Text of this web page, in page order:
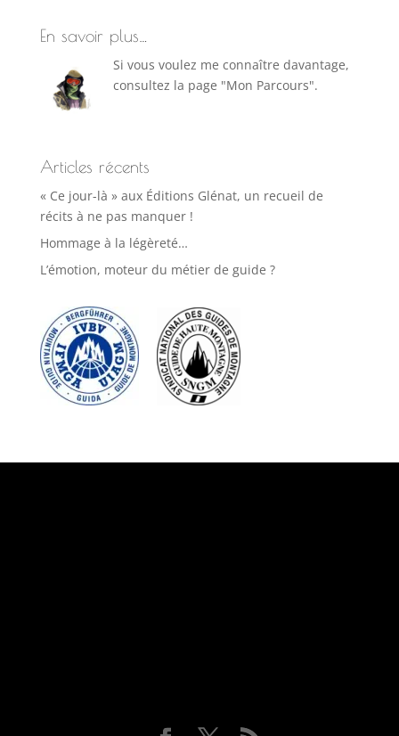
En savoir plus…
Si vous voulez me connaître davantage,
consultez la page "Mon Parcours".
Articles récents
« Ce jour-là » aux Éditions Glénat, un recueil de
récits à ne pas manquer !
Hommage à la légèreté…
L’émotion, moteur du métier de guide ?